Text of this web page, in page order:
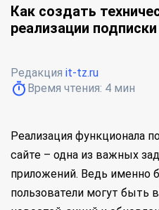
Как создать
реализации
Редакция it-tz.ru
Время чтения: 4 мин
Реализация функционала
сайте – одна из важных
приложений. Ведь именно
пользователи могут быть